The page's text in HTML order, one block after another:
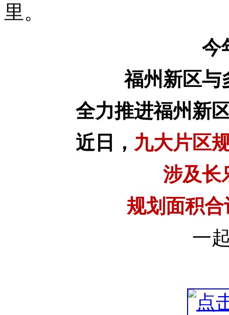
里。
今
福州新区与
全力推进福州新
近日， 九大片区
涉及长
规划面积合
一